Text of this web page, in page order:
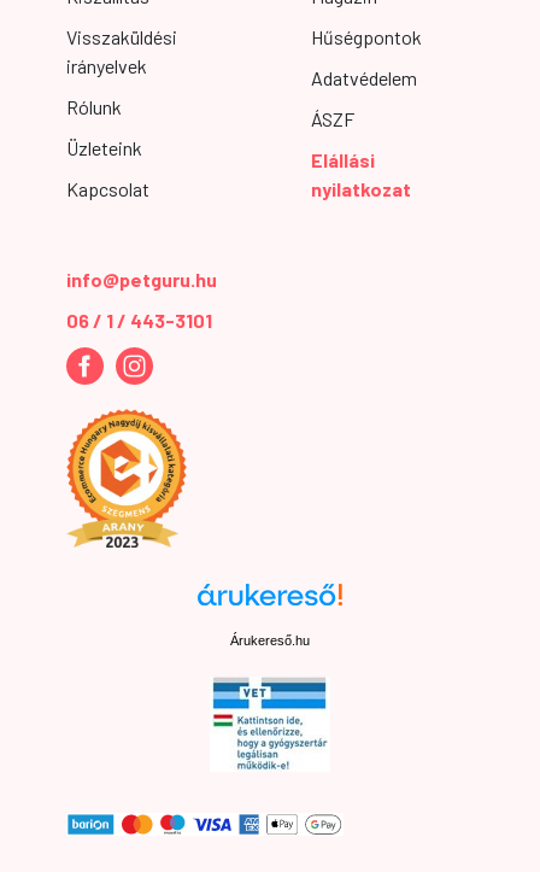
Visszaküldési
irányelvek
Rólunk
Üzleteink
Kapcsolat
Hűségpontok
Adatvédelem
ÁSZF
Elállási
nyilatkozat
info@petguru.hu
06 / 1 / 443-3101
Árukereső.hu